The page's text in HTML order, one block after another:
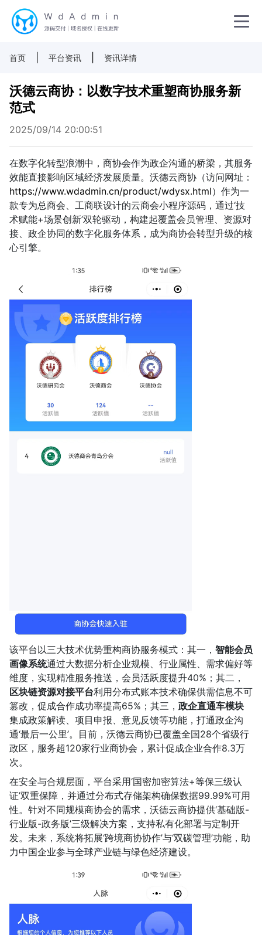
首页 平台资讯 资讯详情
沃德云商协：以数字技术重塑商协服务新
范式
2025/09/14 20:00:51
在数字化转型浪潮中，商协会作为政企沟通的桥梁，其服务
效能直接影响区域经济发展质量。沃德云商协（访问网址：
https://www.wdadmin.cn/product/wdysx.html）作为一
款专为总商会、工商联设计的云商会小程序源码，通过‘技
术赋能+场景创新’双轮驱动，构建起覆盖会员管理、资源对
接、政企协同的数字化服务体系，成为商协会转型升级的核
心引擎。
该平台以三大技术优势重构商协服务模式：其一， 智能会员
画像系统通过大数据分析企业规模、行业属性、需求偏好等
维度，实现精准服务推送，会员活跃度提升40%；其二，
区块链资源对接平台利用分布式账本技术确保供需信息不可
篡改，促成合作成功率提高65%；其三， 政企直通车模块
集成政策解读、项目申报、意见反馈等功能，打通政企沟
通‘最后一公里’。目前，沃德云商协已覆盖全国28个省级行
政区，服务超120家行业商协会，累计促成企业合作8.3万
次。
在安全与合规层面，平台采用‘国密加密算法+等保三级认
证’双重保障，并通过分布式存储架构确保数据99.99%可用
性。针对不同规模商协会的需求，沃德云商协提供‘基础版-
行业版-政务版’三级解决方案，支持私有化部署与定制开
发。未来，系统将拓展‘跨境商协协作’与‘双碳管理’功能，助
力中国企业参与全球产业链与绿色经济建设。